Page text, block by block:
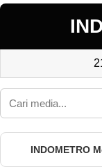
INDOMETRO